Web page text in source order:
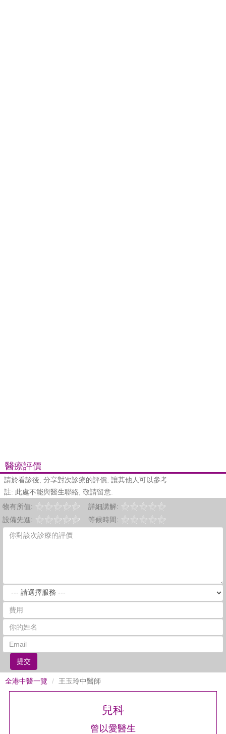
醫療評價
請於看診後, 分享對次診療的評價, 讓其他人可以參考
註: 此處不能與醫生聯絡, 敬請留意.
物有所值:
詳細講解:
設備先進:
等候時間:
提交
全港中醫一覽 王玉玲中醫師
兒科
曾以愛醫生